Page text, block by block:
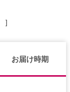
お届け時期